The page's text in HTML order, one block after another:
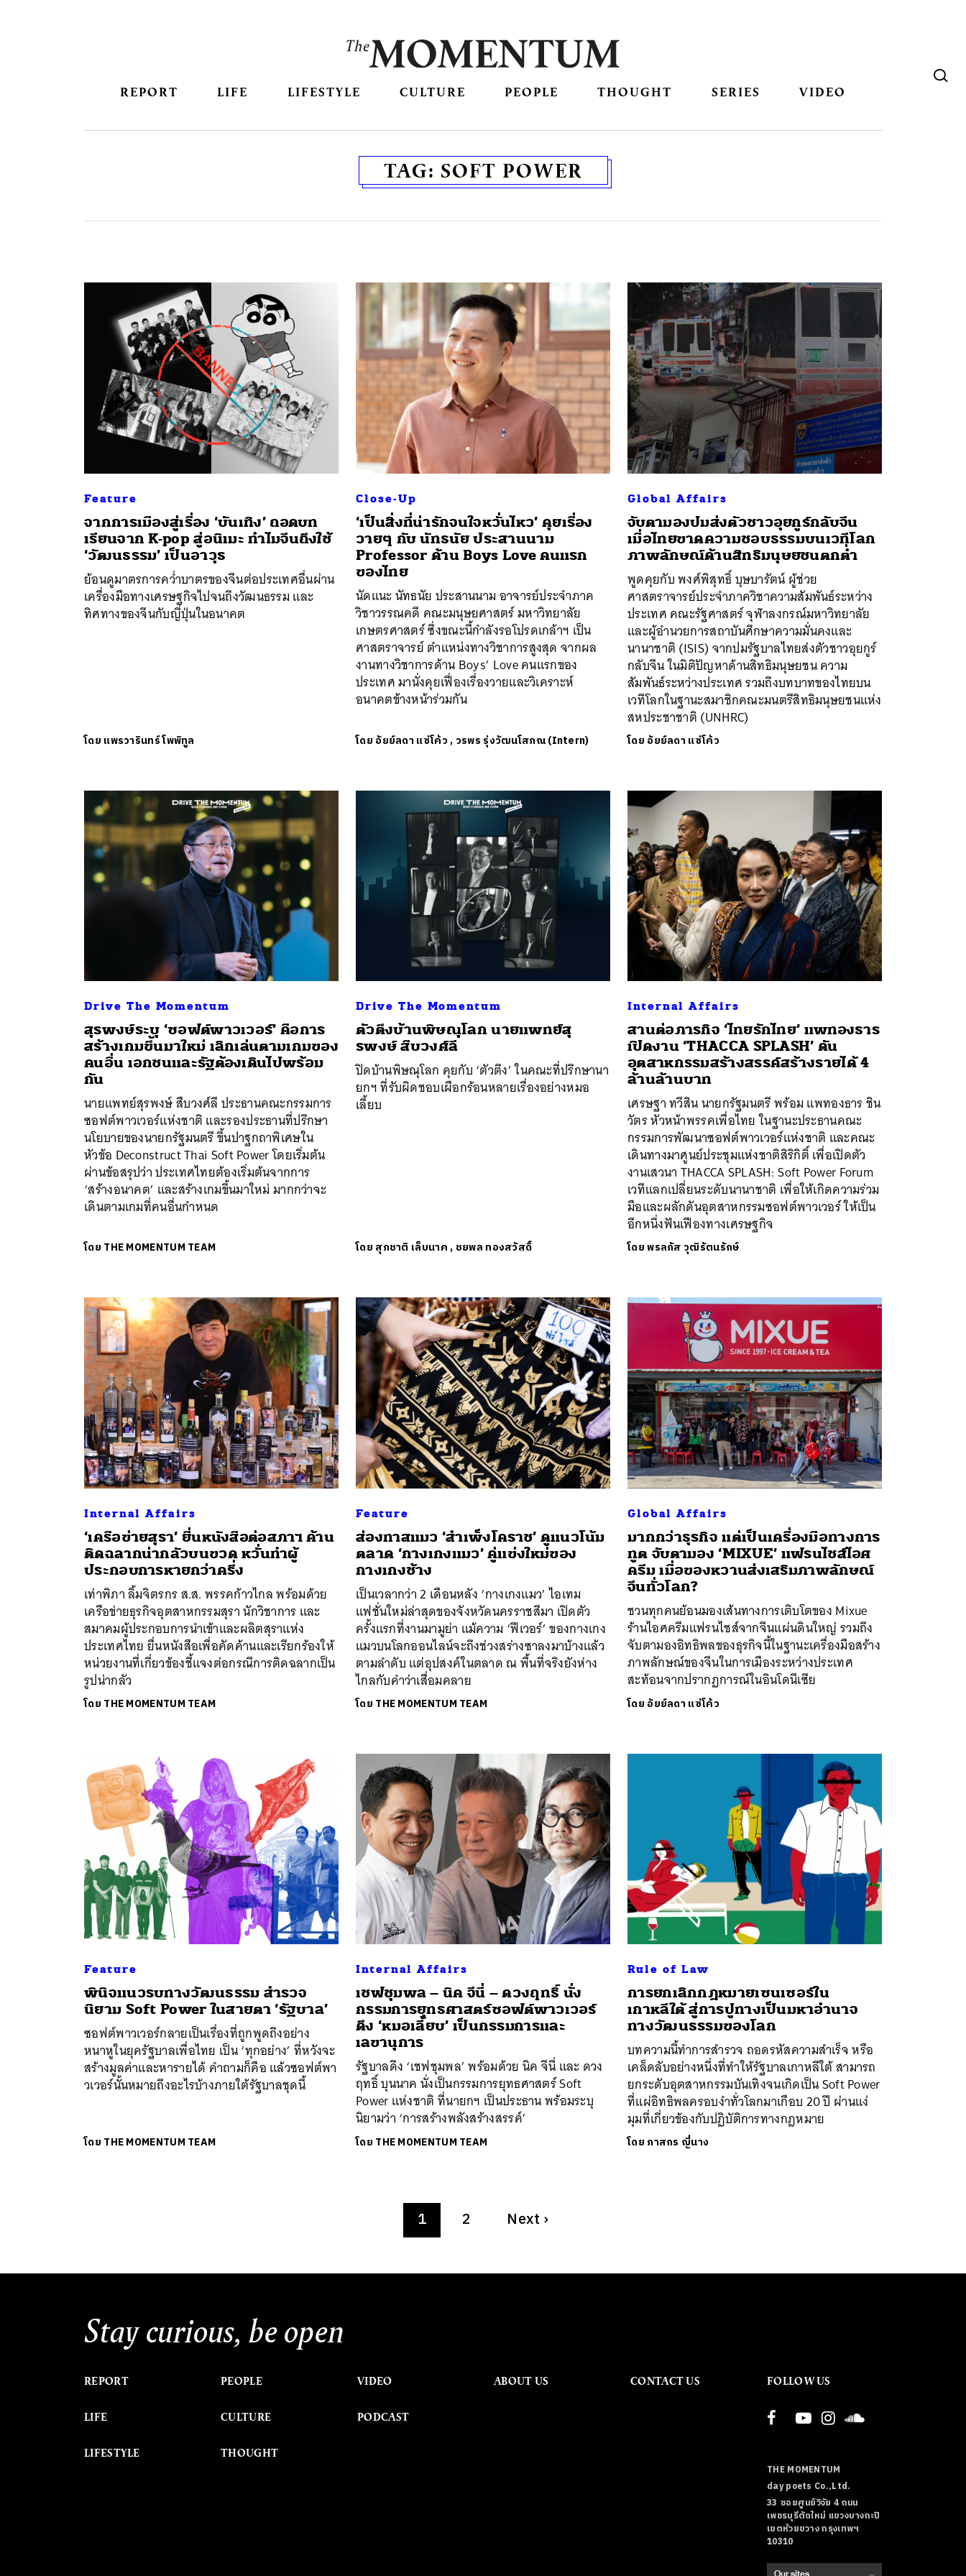
REPORT LIFE LIFESTYLE CULTURE PEOPLE THOUGHT SERIES VIDEO
TAG: SOFT POWER
Feature
จากการเมืองสู่เรื่อง ‘บันเทิง’ ถอดบท
เรียนจาก K-pop สู่อนิเมะ ทำไมจีนถึงใช้
‘วัฒนธรรม’ เป็นอาวุธ
ย้อนดูมาตรการคว่ำบาตรของจีนต่อประเทศอื่นผ่าน
เครื่องมือทางเศรษฐกิจไปจนถึงวัฒนธรรม และ
ทิศทางของจีนกับญี่ปุ่นในอนาคต
โดย แพรวารินทร์ โพพิทูล
Close-Up
‘เป็นสิ่งที่น่ารักจนใจหวั่นไหว’ คุยเรื่อง
วายๆ กับ นัทธนัย ประสานนาม
Professor ด้าน Boys Love คนแรก
ของไทย
นัดแนะ นัทธนัย ประสานนาม อาจารย์ประจำภาค
วิชาวรรณคดี คณะมนุษยศาสตร์​ มหาวิทยาลัย
เกษตรศาสตร์​ ซึ่งขณะนี้กำลังรอโปรดเกล้าฯ เป็น
ศาสตราจารย์ ตำแหน่งทางวิชาการสูงสุด จากผล
งานทางวิชาการด้าน Boys’ Love คนแรกของ
ประเทศ มานั่งคุยเฟื่องเรื่องวายและวิเคราะห์
อนาคตข้างหน้าร่วมกัน
โดย อัยย์ลดา แซ่โค้ว,วรพร รุ่งวัฒนโสภณ (Intern)
Global Affairs
จับตามองปมส่งตัวชาวอุยกูร์กลับจีน
เมื่อไทยขาดความชอบธรรมบนเวทีโลก
ภาพลักษณ์ด้านสิทธิมนุษยชนตกต่ำ
พูดคุยกับ พงศ์พิสุทธิ์ บุษบารัตน์ ผู้ช่วย
ศาสตราจารย์ประจำภาควิชาความสัมพันธ์ระหว่าง
ประเทศ คณะรัฐศาสตร์ จุฬาลงกรณ์มหาวิทยาลัย
และผู้อำนวยการสถาบันศึกษาความมั่นคงและ
นานาชาติ (ISIS) จากปมรัฐบาลไทยส่งตัวชาวอุยกูร์
กลับจีน ในมิติปัญหาด้านสิทธิมนุษยชน ความ
สัมพันธ์ระหว่างประเทศ รวมถึงบทบาทของไทยบน
เวทีโลกในฐานะสมาชิกคณะมนตรีสิทธิมนุษยชนแห่ง
สหประชาชาติ (UNHRC)
โดย อัยย์ลดา แซ่โค้ว
Drive The Momentum
สุรพงษ์ระบุ ‘ซอฟต์พาวเวอร์’ คือการ
สร้างเกมขึ้นมาใหม่ เลิกเล่นตามเกมของ
คนอื่น เอกชนและรัฐต้องเดินไปพร้อม
กัน
นายแพทย์สุรพงษ์ สืบวงศ์ลี ประธานคณะกรรมการ
ซอฟต์พาวเวอร์แห่งชาติ และรองประธานที่ปรึกษา
นโยบายของนายกรัฐมนตรี ขึ้นปาฐกถาพิเศษใน
หัวข้อ Deconstruct Thai Soft Power โดยเริ่มต้น
ผ่านข้อสรุปว่า ประเทศไทยต้องเริ่มต้นจากการ
‘สร้างอนาคต’ และสร้างเกมขึ้นมาใหม่ มากกว่าจะ
เดินตามเกมที่คนอื่นกำหนด
โดย THE MOMENTUM TEAM
Drive The Momentum
ตัวตึงบ้านพิษณุโลก นายแพทย์สุ
รพงษ์ สืบวงศ์ลี
ปิดบ้านพิษณุโลก คุยกับ ‘ตัวตึง’ ในคณะที่ปรึกษานา
ยกฯ ที่รับผิดชอบเผือกร้อนหลายเรื่องอย่างหมอ
เลี้ยบ
โดย สุภชาติ เล็บนาค, ชยพล ทองสวัสดิ์
Internal Affairs
สานต่อภารกิจ ‘ไทยรักไทย’ แพทองธาร
เปิดงาน ‘THACCA SPLASH’ ดัน
อุตสาหกรรมสร้างสรรค์สร้างรายได้ 4
ล้านล้านบาท
เศรษฐา ทวีสิน นายกรัฐมนตรี พร้อม แพทองธาร ชิน
วัตร หัวหน้าพรรคเพื่อไทย ในฐานะประธานคณะ
กรรมการพัฒนาซอฟต์พาวเวอร์แห่งชาติ และคณะ
เดินทางมาศูนย์ประชุมแห่งชาติสิริกิติ์ เพื่อเปิดตัว
งานเสวนา THACCA SPLASH: Soft Power Forum
เวทีแลกเปลี่ยนระดับนานาชาติ เพื่อให้เกิดความร่วม
มือและผลักดันอุตสาหกรรมซอฟต์พาวเวอร์ ให้เป็น
อีกหนึ่งฟันเฟืองทางเศรษฐกิจ
โดยพรลภัส วุฒิรัตนรักษ์
Internal Affairs
‘เครือข่ายสุรา’ ยื่นหนังสือต่อสภาฯ ค้าน
ติดฉลากน่ากลัวบนขวด หวั่นทำผู้
ประกอบการหายกว่าครึ่ง
เท่าพิภา ลิ้มจิตรกร ส.ส. พรรคก้าวไกล พร้อมด้วย
เครือข่ายธุรกิจอุตสาหกรรมสุรา นักวิชาการ และ
สมาคมผู้ประกอบการนำเข้าและผลิตสุราแห่ง
ประเทศไทย ยื่นหนังสือเพื่อคัดค้านและเรียกร้องให้
หน่วยงานที่เกี่ยวข้องชี้แจงต่อกรณีการติดฉลากเป็น
รูปน่ากลัว
โดย THE MOMENTUM TEAM
Feature
ส่องทาสแมว ‘สำเพ็งโคราช’ ดูแนวโน้ม
ตลาด ‘กางเกงแมว’ คู่แข่งใหม่ของ
กางเกงช้าง
เป็นเวลากว่า 2 เดือนหลัง ‘กางเกงแมว’ ไอเทม
แฟชั่นใหม่ล่าสุดของจังหวัดนครราชสีมา เปิดตัว
ครั้งแรกที่งานมามูย่า แม้ความ ‘ฟีเวอร์’ ของกางเกง
แมวบนโลกออนไลน์จะถึงช่วงสร่างซาลงมาบ้างแล้ว
ตามลำดับ แต่อุปสงค์ในตลาด ณ พื้นที่จริงยังห่าง
ไกลกับคำว่าเสื่อมคลาย
โดย THE MOMENTUM TEAM
Global Affairs
มากกว่าธุรกิจ แต่เป็นเครื่องมือทางการ
ทูต จับตามอง ‘MIXUE’ แฟรนไชส์ไอศ
ครีม เมื่อของหวานส่งเสริมภาพลักษณ์
จีนทั่วโลก?
ชวนทุกคนย้อนมองเส้นทางการเติบโตของ Mixue
ร้านไอศครีมแฟรนไชส์จากจีนแผ่นดินใหญ่ รวมถึง
จับตามองอิทธิพลของธุรกิจนี้ในฐานะเครื่องมือสร้าง
ภาพลักษณ์ของจีนในการเมืองระหว่างประเทศ
สะท้อนจากปรากฏการณ์ในอินโดนีเซีย
โดย อัยย์ลดา แซ่โค้ว
Feature
พินิจแนวรบทางวัฒนธรรม สำรวจ
นิยาม Soft Power ในสายตา ‘รัฐบาล’
ซอฟต์พาวเวอร์กลายเป็นเรื่องที่ถูกพูดถึงอย่าง
หนาหูในยุครัฐบาลเพื่อไทย เป็น ‘ทุกอย่าง’ ที่หวังจะ
สร้างมูลค่าและหารายได้ คำถามก็คือ แล้วซอฟต์พา
วเวอร์นั้นหมายถึงอะไรบ้างภายใต้รัฐบาลชุดนี้
โดย THE MOMENTUM TEAM
Internal Affairs
เชฟชุมพล – นิค จีนี่ – ดวงฤทธิ์ นั่ง
กรรมการยุทธศาสตร์ซอฟต์พาวเวอร์
ดึง ‘หมอเลี้ยบ’ เป็นกรรมการและ
เลขานุการ
รัฐบาลดึง ‘เชฟชุมพล’ พร้อมด้วย นิค จีนี่ และ ดวง
ฤทธิ์ บุนนาค นั่งเป็นกรรมการยุทธศาสตร์ Soft
Power แห่งชาติ ที่นายกฯ เป็นประธาน พร้อมระบุ
นิยามว่า ‘การสร้างพลังสร้างสรรค์’
โดย THE MOMENTUM TEAM
Rule of Law
การยกเลิกกฎหมายเซนเซอร์ใน
เกาหลีใต้ สู่การปูทางเป็นมหาอำนาจ
ทางวัฒนธรรมของโลก
บทความนี้ทำการสำรวจ ถอดรหัสความสำเร็จ หรือ
เคล็ดลับอย่างหนึ่งที่ทำให้รัฐบาลเกาหลีใต้ สามารถ
ยกระดับอุตสาหกรรมบันเทิงจนเกิดเป็น Soft Power
ที่แผ่อิทธิพลครอบงำทั่วโลกมาเกือบ 20 ปี ผ่านแง่
มุมที่เกี่ยวข้องกับปฏิบัติการทางกฎหมาย
โดย ภาสกร ญี่นาง
1 2 Next ›
Stay curious, be open
REPORT
LIFE
LIFESTYLE
PEOPLE
CULTURE
THOUGHT
VIDEO
PODCAST
ABOUT US CONTACT US FOLLOW US
THE MOMENTUM
day poets Co.,Ltd.
33 ซอยศูนย์วิจัย 4 ถนน
เพชรบุรีตัดใหม่ แขวงบางกะปิ
เขตห้วยขวาง กรุงเทพฯ
10310
ค้นหา
SHARE TWEET LINE EMAIL